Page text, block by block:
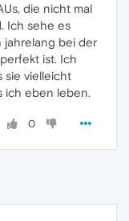
die nicht mal
Ich sehe es
jahrelang bei der
ist. Ich
sie vielleicht
ich eben leben.
0